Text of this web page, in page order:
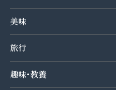
美味
旅行
趣味･教養